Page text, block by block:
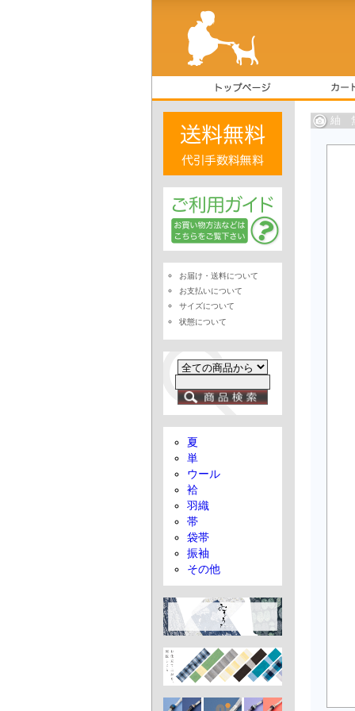
紬
お届け・送料について
お支払いについて
サイズについて
状態について
夏
単
ウール
袷
羽織
帯
袋帯
振袖
その他